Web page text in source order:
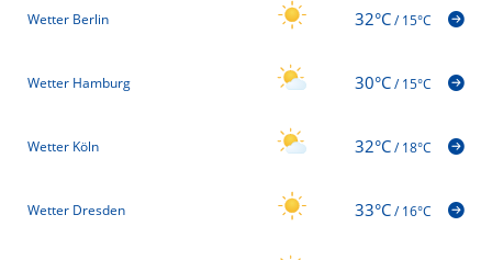
Wetter Berlin 32°C/15°C
Wetter Hamburg 30°C/15°C
Wetter Köln 32°C/18°C
Wetter Dresden 33°C/16°C